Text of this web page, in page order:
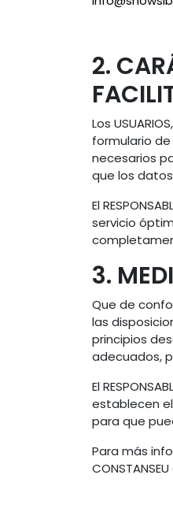
2.
Los
formulario
necesarios
que los
El
servicio
3.
Que de
las
principios
adecuados,
El
establecen el
para que
Para más